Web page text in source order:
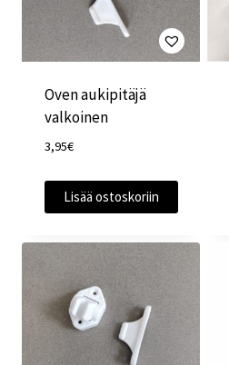
Oven aukipitäjä
valkoinen
3,95€
Lisää ostoskoriin